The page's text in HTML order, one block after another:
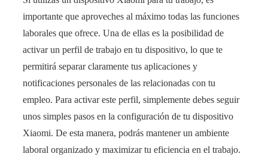
importante que aproveches al máximo todas las funciones
laborales que ofrece. Una de ellas es la posibilidad de
activar un perfil de trabajo en tu dispositivo, lo que te
permitirá separar claramente tus aplicaciones y
notificaciones personales de las relacionadas con tu
empleo. Para activar este perfil, simplemente debes seguir
unos simples pasos en la configuración de tu dispositivo
Xiaomi. De esta manera, podrás mantener un ambiente
laboral organizado y maximizar tu eficiencia en el trabajo.